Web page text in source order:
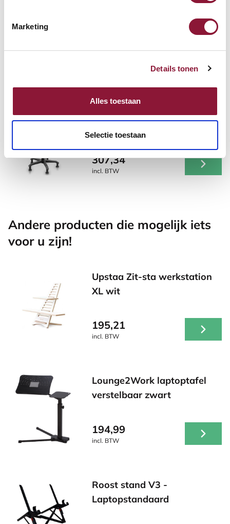
Marketing
Details tonen
Alles toestaan
Selectie toestaan
SUN-FLEX®SCREENLITE
248,95
232 zwart
307,34
incl. BTW
Andere producten die mogelijk iets
voor u zijn!
Upstaa Zit-sta werkstation
XL wit
195,21
incl. BTW
Lounge2Work laptoptafel
verstelbaar zwart
194,99
incl. BTW
Roost stand V3 -
Laptopstandaard